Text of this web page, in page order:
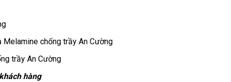
chống trầy An Cường
trầy An Cường
hàng